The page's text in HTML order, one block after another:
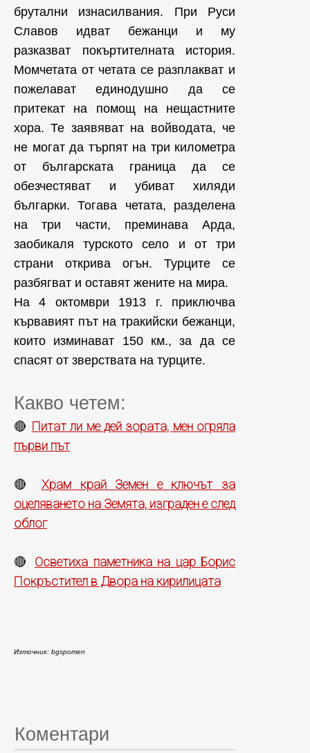
брутални изнасилвания. При Руси
Славов идват бежанци и му
разказват покъртителната история.
Момчетата от четата се разплакват и
пожелават единодушно да се
притекат на помощ на нещастните
хора. Те заявяват на войводата, че
не могат да търпят на три километра
от българска­та граница да се
обезчестяват и убиват хиляди
българки. Тога­ва четата, разделена
на три части, преминава Арда,
заобикаля турското село и от три
страни открива огън. Турците се
разбягват и оставят жените на мира.
На 4 октомври 1913 г. приключва
кървавият път на тракийски бежанци,
които изминават 150 км., за да се
спасят от зверствата на турците.
Какво четем:
🔴 Питат ли ме дей зората, мен огряла
първи път
🔴Храм край Земен е ключът за
оцеляването на Земята, изграден е след
облог
🔴 Осветиха паметника на цар Борис
Покръстител в Двора на кирилицата
Източник: bgspomen
Коментари